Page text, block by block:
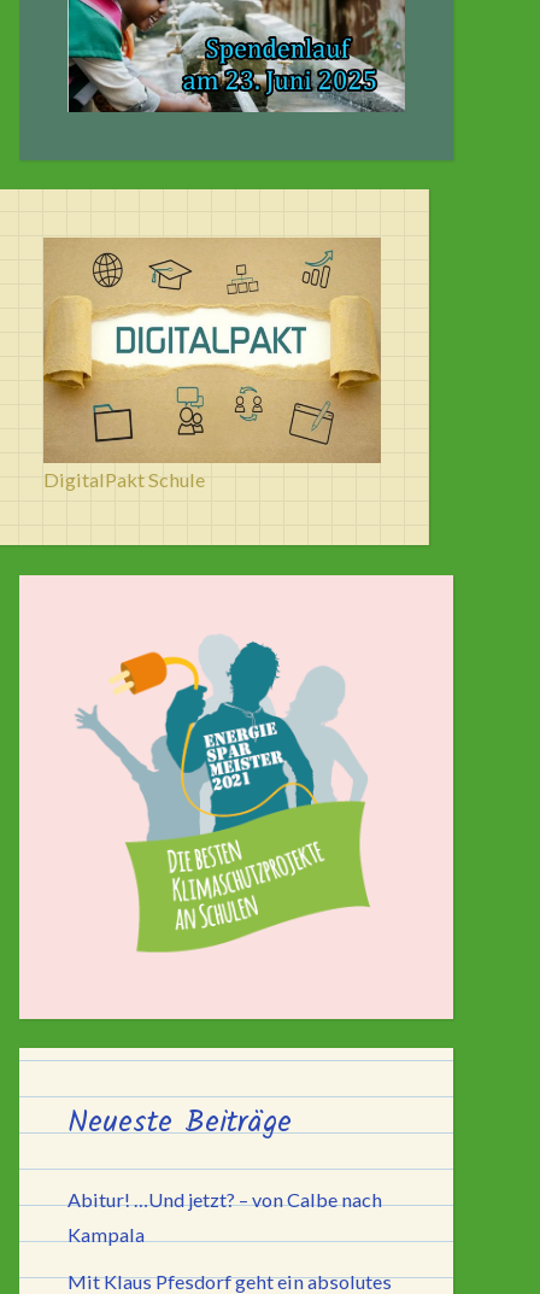
DigitalPakt Schule
Neueste Beiträge
Abitur! …Und jetzt? – von Calbe nach
Kampala
Mit Klaus Pfesdorf geht ein absolutes